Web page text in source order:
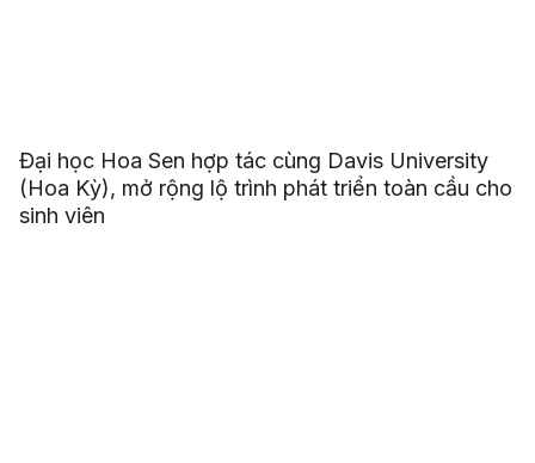
Đại học Hoa Sen hợp tác cùng Davis University
(Hoa Kỳ), mở rộng lộ trình phát triển toàn cầu cho
sinh viên